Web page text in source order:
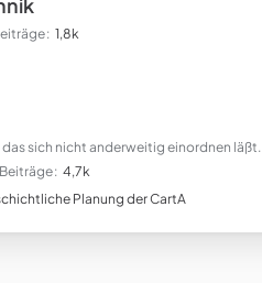
1,8k
das sich nicht anderweitig einordnen läßt.
Beiträge 4,7k
Planung der CartA